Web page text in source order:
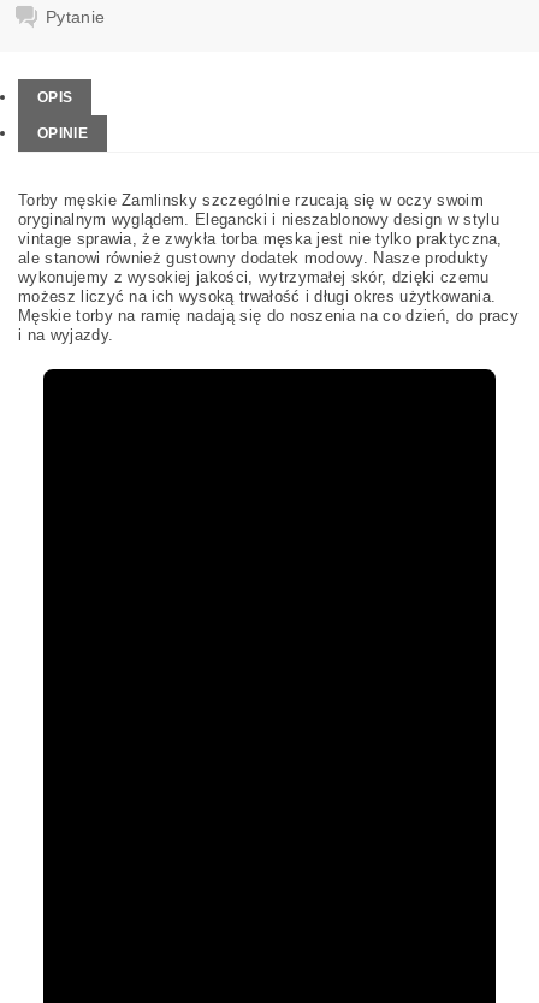
Pytanie
OPIS
OPINIE
Torby męskie Zamlinsky szczególnie rzucają się w oczy swoim
oryginalnym wyglądem. Elegancki i nieszablonowy design w stylu
vintage sprawia, że zwykła torba męska jest nie tylko praktyczna,
ale stanowi również gustowny dodatek modowy. Nasze produkty
wykonujemy z wysokiej jakości, wytrzymałej skór, dzięki czemu
możesz liczyć na ich wysoką trwałość i długi okres użytkowania.
Męskie torby na ramię nadają się do noszenia na co dzień, do pracy
i na wyjazdy.